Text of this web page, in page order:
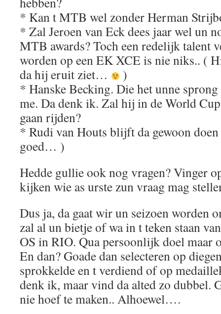
* Kan t MTB wel zonder Herman
* Zal Jeroen van Eck dees jaar wel un
MTB awards? Toch een redelijk talent
worden op een EK XCE is nie niks.. (
da hij eruit ziet…
)
* Hanske Becking. Die het unne
me. Da denk ik. Zal hij in de World
gaan rijden?
* Rudi van Houts blijft da gewoon doen
goed… )
Hedde gullie ook nog vragen? Vinger
kijken wie as urste zun vraag mag
Dus ja, da gaat wir un seizoen worden
zal al un bietje of wa in t teken staan
OS in RIO. Qua persoonlijk doel maar
En dan? Goade dan selecteren op
sprokkelde en t verdiend of op
denk ik, maar vind da alted zo dubbel.
nie hoef te maken.. Alhoewel….